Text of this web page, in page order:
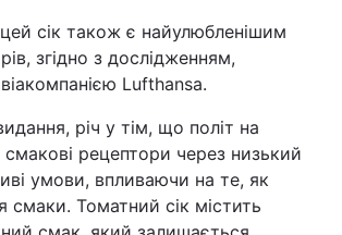
сік також є найулюбленішим
згідно з дослідженням,
Lufthansa.
річ у тім, що політ на
смакові рецептори через низький
умови, впливаючи на те, як
смаки. Томатний сік містить